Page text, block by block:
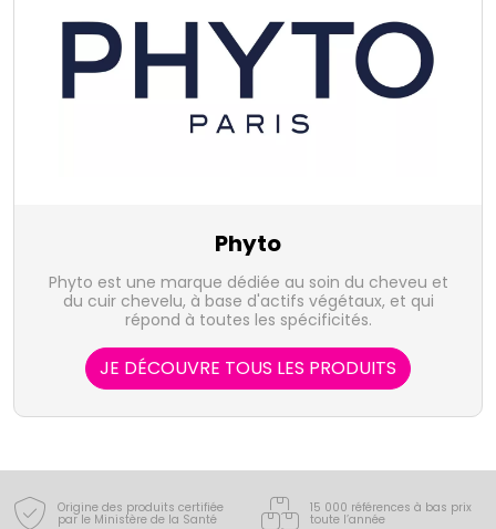
Phyto
Phyto est une marque dédiée au soin du cheveu et
du cuir chevelu, à base d'actifs végétaux, et qui
répond à toutes les spécificités.
JE DÉCOUVRE TOUS LES PRODUITS
Origine des produits certifiée
par le Ministère de la Santé
15 000 références à bas prix
toute l’année